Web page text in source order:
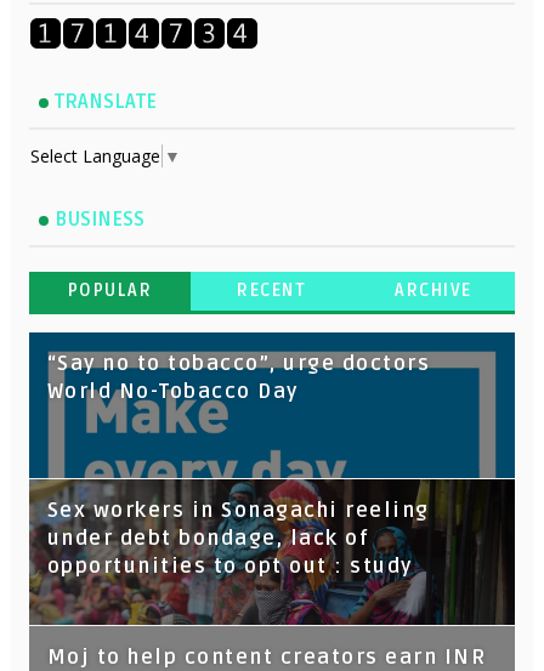
TRANSLATE
Select Language ▼
BUSINESS
POPULAR RECENT ARCHIVE
“Say no to tobacco”, urge doctors
World No-Tobacco Day
Sex workers in Sonagachi reeling
under debt bondage, lack of
opportunities to opt out : study
Moj to help content creators earn INR